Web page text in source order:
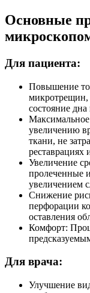
Основные
Для пациента:
Повышение
микротрещин,
состояние
Максимальное
увеличению
ткани, не
реставрациях
Увеличение
пролеченные
увеличением
Снижение
перфорации
оставления
Комфорт:
Для врача:
Улучшение